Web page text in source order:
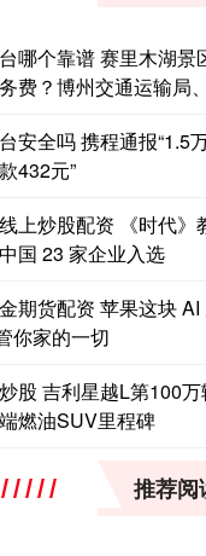
哪个靠谱 赛里木湖景
费？博州交通运输局
安全吗 携程通报“1.5
432元”
上炒股配资 《时代》
国 23 家企业入选
期货配资 苹果这块 AI
你家的一切
股 吉利星越L第100
燃油SUV里程碑
推荐阅